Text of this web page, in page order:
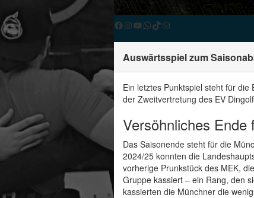
Facebook
Instagram
YouTube
WhatsApp
TikTok
E-Mail
Auswärtsspiel zum
Ein letztes Punktspiel steht für
der Zweitvertretung des EV
Versöhnliches Ende
Das Saisonende steht für die
2024/25 konnten die
vorherige Prunkstück des MEK,
Gruppe kassiert – ein Rang, den
kassierten die Münchner die